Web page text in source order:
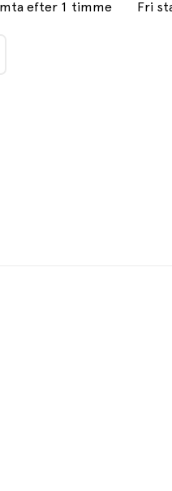
efter 1 timme
Fri